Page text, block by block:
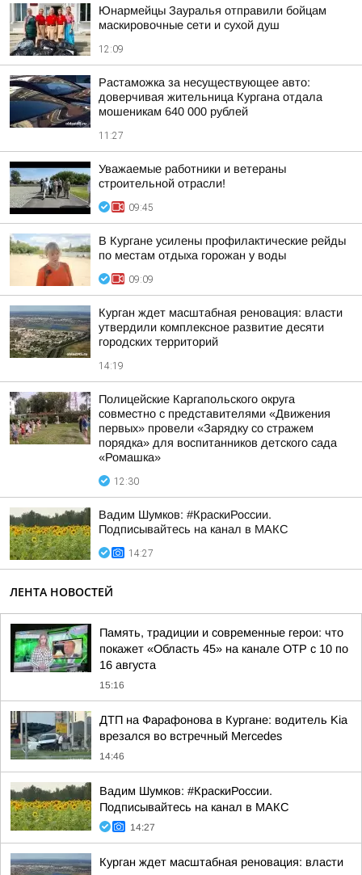
Юнармейцы Зауралья отправили бойцам
маскировочные сети и сухой душ
12:09
Растаможка за несуществующее авто:
доверчивая жительница Кургана отдала
мошеникам 640 000 рублей
11:27
Уважаемые работники и ветераны
строительной отрасли!
09:45
В Кургане усилены профилактические рейды
по местам отдыха горожан у воды
09:09
Курган ждет масштабная реновация: власти
утвердили комплексное развитие десяти
городских территорий
14:19
Полицейские Каргапольского округа
совместно с представителями «Движения
первых» провели «Зарядку со стражем
порядка» для воспитанников детского сада
«Ромашка»
12:30
Вадим Шумков: #КраскиРоссии.
Подписывайтесь на канал в МАКС
14:27
ЛЕНТА НОВОСТЕЙ
Память, традиции и современные герои: что
покажет «Область 45» на канале ОТР с 10 по
16 августа
15:16
ДТП на Фарафонова в Кургане: водитель Kia
врезался во встречный Mercedes
14:46
Вадим Шумков: #КраскиРоссии.
Подписывайтесь на канал в МАКС
14:27
Курган ждет масштабная реновация: власти